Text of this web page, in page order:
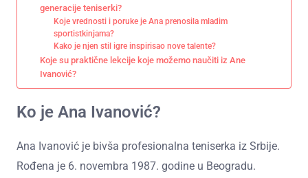
generacije teniserki?
Koje vrednosti i poruke je Ana prenosila mladim
sportistkinjama?
Kako je njen stil igre inspirisao nove talente?
Koje su praktične lekcije koje možemo naučiti iz Ane
Ivanović?
Ko je Ana Ivanović?
Ana Ivanović je bivša profesionalna teniserka iz Srbije.
Rođena je 6. novembra 1987. godine u Beogradu.